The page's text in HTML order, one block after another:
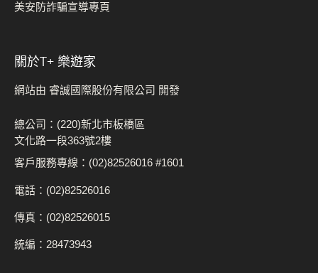
美安防詐騙宣導專頁
關於t+ 樂遊家
網站由 睿誠國際股份有限公司 開發
總公司：(220)新北市板橋區
文化路一段363號2樓
客戶服務專線：(02)82526016 #1601
電話：(02)82526016
傳真：(02)82526015
統編：28473943